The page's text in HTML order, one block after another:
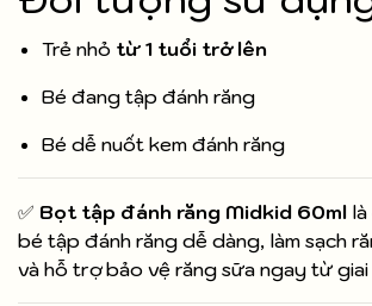
Trẻ nhỏ từ 1 tuổi trở lên
Bé đang tập đánh răng
Bé dễ nuốt kem đánh răng
✅ Bọt tập đánh răng Midkid 60ml
bé tập đánh răng dễ dàng, làm sạch
và hỗ trợ bảo vệ răng sữa ngay từ